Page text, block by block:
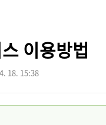
이용방법
18. 15:38